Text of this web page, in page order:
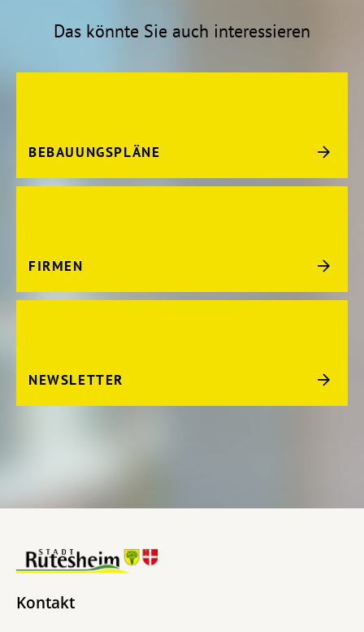
Das könnte Sie auch interessieren
BEBAUUNGSPLÄNE
FIRMEN
NEWSLETTER
Kontakt